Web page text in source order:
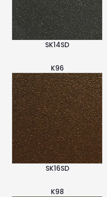
SK14SD
K96
SK16SD
K98